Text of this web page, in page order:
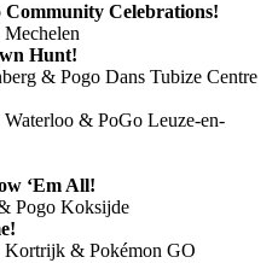
Community Celebrations!
Hunt!
& Pogo Dans Tubize Centre
& PoGo Leuze-en-
‘Em All!
Pogo Koksijde
Kortrijk & Pokémon GO